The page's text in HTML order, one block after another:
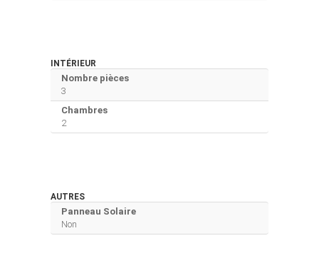
INTÉRIEUR
Nombre pièces
3
Chambres
2
AUTRES
Panneau Solaire
Non